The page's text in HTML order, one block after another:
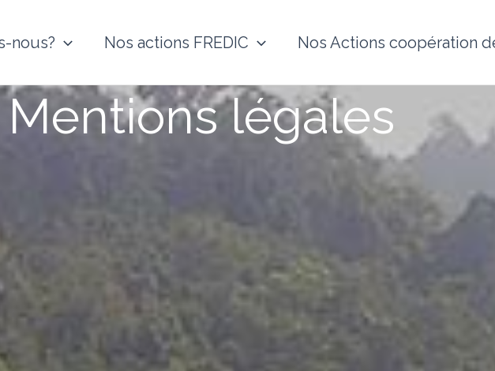
nous? Nos actions FREDIC Nos Actions coopération
Mentions légales